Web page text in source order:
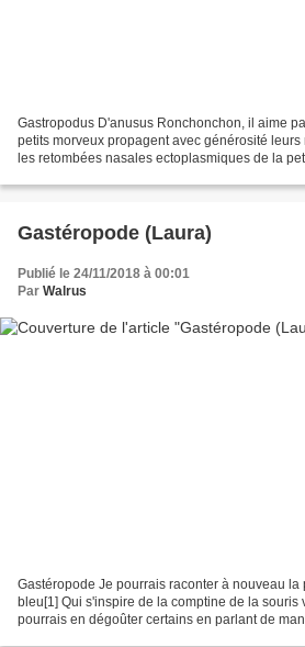
Gastropodus D'anusus Ronchonchon, il aime
petits morveux propagent avec générosité
les retombées nasales ectoplasmiques de la
Gastéropode (Laura)
Publié le 24/11/2018 à 00:01
Par Walrus
Gastéropode Je pourrais raconter à nouveau la
bleu[1] Qui s'inspire de la comptine de la souris
pourrais en dégoûter certains en parlant de